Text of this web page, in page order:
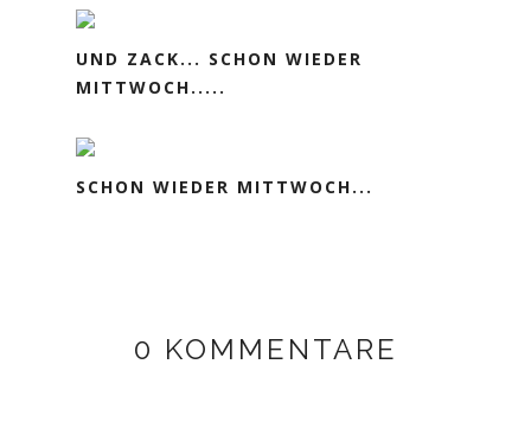
UND ZACK... SCHON WIEDER
MITTWOCH.....
SCHON WIEDER MITTWOCH...
0 KOMMENTARE